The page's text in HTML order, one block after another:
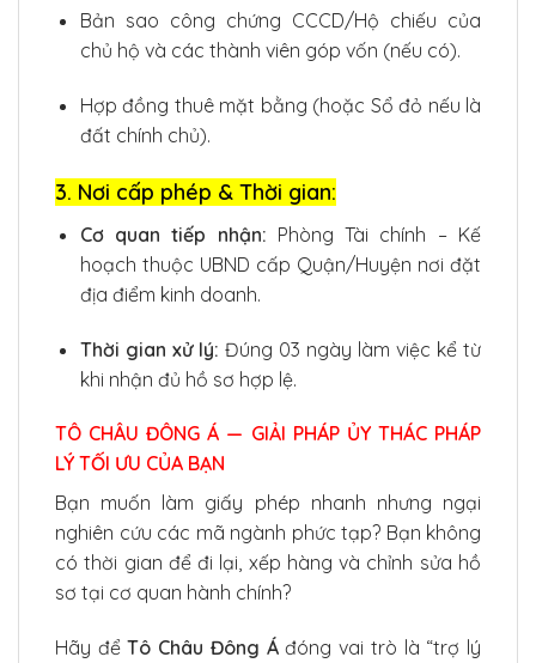
Bản sao công chứng CCCD/Hộ chiếu của
chủ hộ và các thành viên góp vốn (nếu có).
Hợp đồng thuê mặt bằng (hoặc Sổ đỏ nếu là
đất chính chủ).
3. Nơi cấp phép & Thời gian:
Cơ quan tiếp nhận: Phòng Tài chính – Kế
hoạch thuộc UBND cấp Quận/Huyện nơi đặt
địa điểm kinh doanh.
Thời gian xử lý: Đúng 03 ngày làm việc kể từ
khi nhận đủ hồ sơ hợp lệ.
TÔ CHÂU ĐÔNG Á — GIẢI PHÁP ỦY THÁC PHÁP
LÝ TỐI ƯU CỦA BẠN
Bạn muốn làm giấy phép nhanh nhưng ngại
nghiên cứu các mã ngành phức tạp? Bạn không
có thời gian để đi lại, xếp hàng và chỉnh sửa hồ
sơ tại cơ quan hành chính?
Hãy đểTô Châu Đông Áđóng vai trò là “trợ lý